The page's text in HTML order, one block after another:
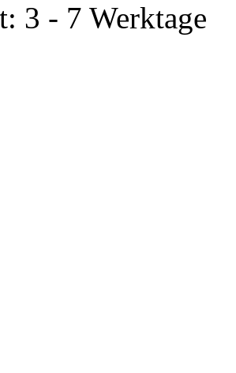
3 - 7 Werktage